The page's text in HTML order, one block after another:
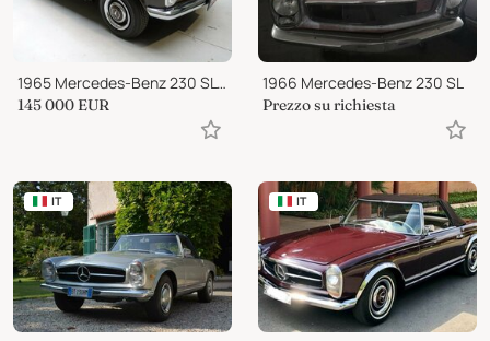
1965 Mercedes-Benz 230 SL Pagoda
145 000 EUR
1966 Mercedes-Benz 230 SL
Prezzo su richiesta
IT IT